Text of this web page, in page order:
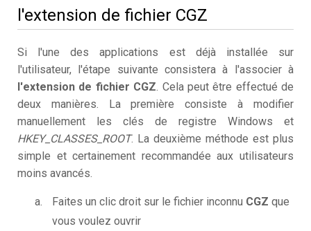
l'extension de fichier CGZ
Si l'une des applications est déjà installée sur
l'utilisateur, l'étape suivante consistera à l'associer à
l'extension de fichier CGZ. Cela peut être effectué de
deux manières. La première consiste à modifier
manuellement les clés de registre Windows et
HKEY_CLASSES_ROOT. La deuxième méthode est plus
simple et certainement recommandée aux utilisateurs
moins avancés.
Faites un clic droit sur le fichier inconnu CGZ que
vous voulez ouvrir